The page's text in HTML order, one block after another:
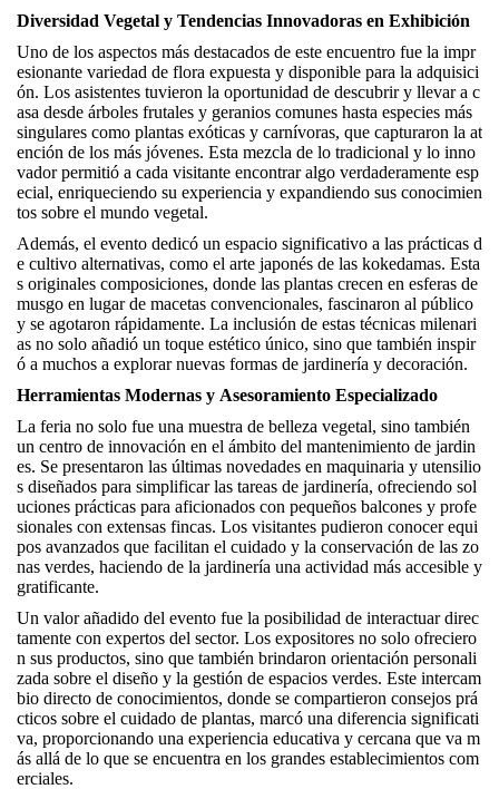
Diversidad Vegetal y Tendencias Innovadoras en Exhibición
Uno de los aspectos más destacados de este encuentro fue la impr
esionante variedad de flora expuesta y disponible para la adquisici
ón. Los asistentes tuvieron la oportunidad de descubrir y llevar a c
asa desde árboles frutales y geranios comunes hasta especies más
singulares como plantas exóticas y carnívoras, que capturaron la at
ención de los más jóvenes. Esta mezcla de lo tradicional y lo inno
vador permitió a cada visitante encontrar algo verdaderamente esp
ecial, enriqueciendo su experiencia y expandiendo sus conocimien
tos sobre el mundo vegetal.
Además, el evento dedicó un espacio significativo a las prácticas d
e cultivo alternativas, como el arte japonés de las kokedamas. Esta
s originales composiciones, donde las plantas crecen en esferas de
musgo en lugar de macetas convencionales, fascinaron al público
y se agotaron rápidamente. La inclusión de estas técnicas milenari
as no solo añadió un toque estético único, sino que también inspir
ó a muchos a explorar nuevas formas de jardinería y decoración.
Herramientas Modernas y Asesoramiento Especializado
La feria no solo fue una muestra de belleza vegetal, sino también
un centro de innovación en el ámbito del mantenimiento de jardin
es. Se presentaron las últimas novedades en maquinaria y utensilio
s diseñados para simplificar las tareas de jardinería, ofreciendo sol
uciones prácticas para aficionados con pequeños balcones y profe
sionales con extensas fincas. Los visitantes pudieron conocer equi
pos avanzados que facilitan el cuidado y la conservación de las zo
nas verdes, haciendo de la jardinería una actividad más accesible y
gratificante.
Un valor añadido del evento fue la posibilidad de interactuar direc
tamente con expertos del sector. Los expositores no solo ofreciero
n sus productos, sino que también brindaron orientación personali
zada sobre el diseño y la gestión de espacios verdes. Este intercam
bio directo de conocimientos, donde se compartieron consejos prá
cticos sobre el cuidado de plantas, marcó una diferencia significati
va, proporcionando una experiencia educativa y cercana que va m
ás allá de lo que se encuentra en los grandes establecimientos com
erciales.